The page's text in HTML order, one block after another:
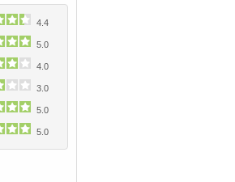
4.4
5.0
4.0
3.0
5.0
5.0